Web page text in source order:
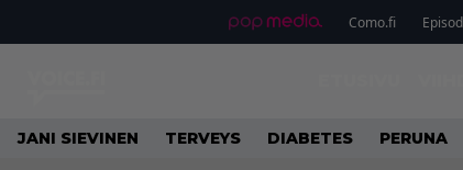
Como.fi
JANI SIEVINEN TERVEYS DIABETES PERUNA